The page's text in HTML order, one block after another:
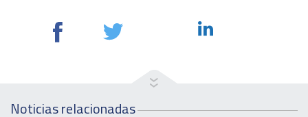
Noticias relacionadas